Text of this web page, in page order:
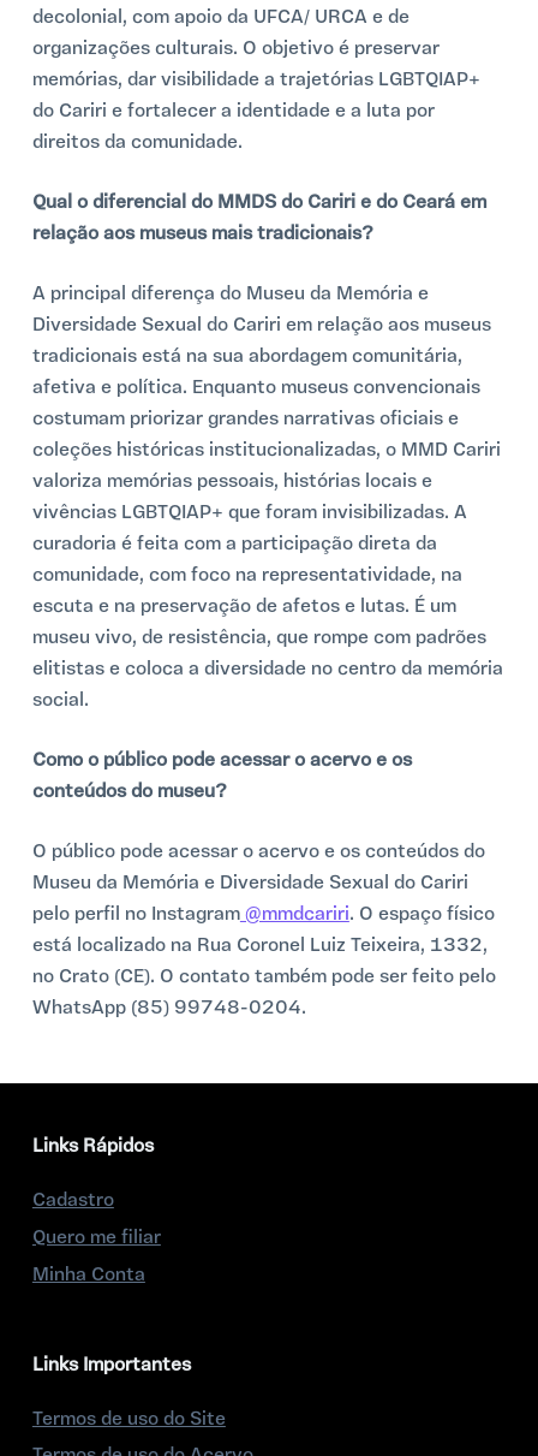
decolonial, com apoio da UFCA/ URCA e de
organizações culturais. O objetivo é preservar
memórias, dar visibilidade a trajetórias LGBTQIAP+
do Cariri e fortalecer a identidade e a luta por
direitos da comunidade.
Qual o diferencial do MMDS do Cariri e do Ceará em
relação aos museus mais tradicionais?
A principal diferença do Museu da Memória e
Diversidade Sexual do Cariri em relação aos museus
tradicionais está na sua abordagem comunitária,
afetiva e política. Enquanto museus convencionais
costumam priorizar grandes narrativas oficiais e
coleções históricas institucionalizadas, o MMD Cariri
valoriza memórias pessoais, histórias locais e
vivências LGBTQIAP+ que foram invisibilizadas. A
curadoria é feita com a participação direta da
comunidade, com foco na representatividade, na
escuta e na preservação de afetos e lutas. É um
museu vivo, de resistência, que rompe com padrões
elitistas e coloca a diversidade no centro da memória
social.
Como o público pode acessar o acervo e os
conteúdos do museu?
O público pode acessar o acervo e os conteúdos do
Museu da Memória e Diversidade Sexual do Cariri
pelo perfil no Instagram@mmdcariri. O espaço físico
está localizado na Rua Coronel Luiz Teixeira, 1332,
no Crato (CE). O contato também pode ser feito pelo
WhatsApp (85) 99748-0204.
Links Rápidos
Cadastro
Quero me filiar
Minha Conta
Links Importantes
Termos de uso do Site